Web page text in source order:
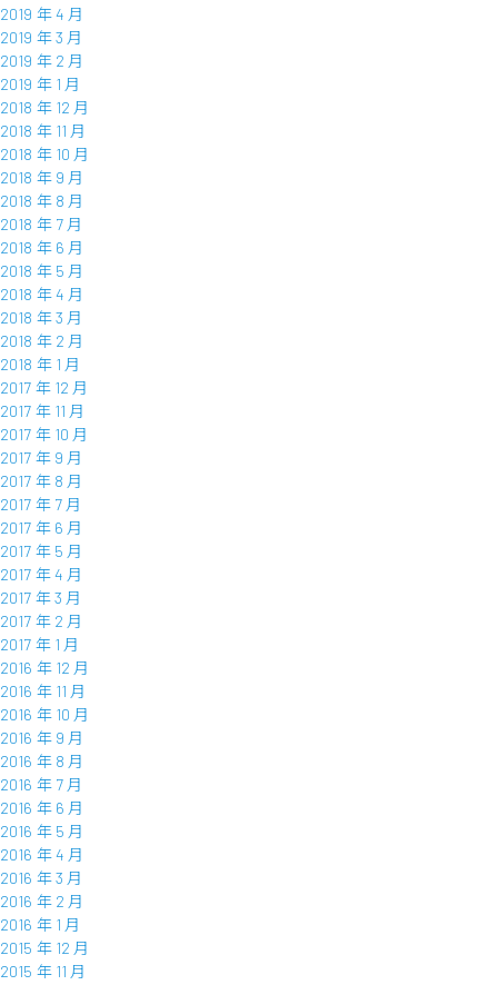
2019 年 4 月
2019 年 3 月
2019 年 2 月
2019 年 1 月
2018 年 12 月
2018 年 11 月
2018 年 10 月
2018 年 9 月
2018 年 8 月
2018 年 7 月
2018 年 6 月
2018 年 5 月
2018 年 4 月
2018 年 3 月
2018 年 2 月
2018 年 1 月
2017 年 12 月
2017 年 11 月
2017 年 10 月
2017 年 9 月
2017 年 8 月
2017 年 7 月
2017 年 6 月
2017 年 5 月
2017 年 4 月
2017 年 3 月
2017 年 2 月
2017 年 1 月
2016 年 12 月
2016 年 11 月
2016 年 10 月
2016 年 9 月
2016 年 8 月
2016 年 7 月
2016 年 6 月
2016 年 5 月
2016 年 4 月
2016 年 3 月
2016 年 2 月
2016 年 1 月
2015 年 12 月
2015 年 11 月